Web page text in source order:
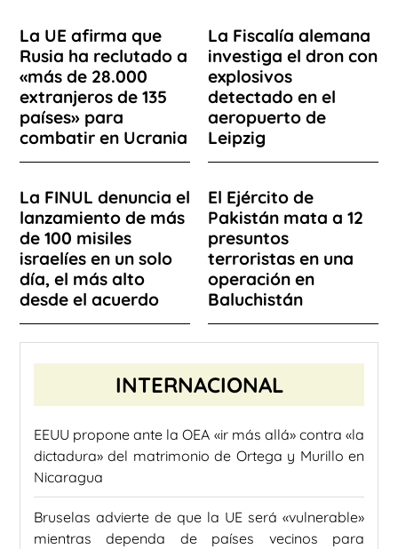
La UE afirma que
Rusia ha reclutado a
«más de 28.000
extranjeros de 135
países» para
combatir en Ucrania
La Fiscalía alemana
investiga el dron con
explosivos
detectado en el
aeropuerto de
Leipzig
La FINUL denuncia el
lanzamiento de más
de 100 misiles
israelíes en un solo
día, el más alto
desde el acuerdo
El Ejército de
Pakistán mata a 12
presuntos
terroristas en una
operación en
Baluchistán
INTERNACIONAL
EEUU propone ante la OEA «ir más allá» contra «la
dictadura» del matrimonio de Ortega y Murillo en
Nicaragua
Bruselas advierte de que la UE será «vulnerable»
mientras dependa de países vecinos para